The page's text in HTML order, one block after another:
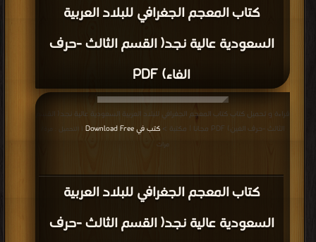
كتاب المعجم الجغرافي للبلاد العربية
السعودية عالية نجد( القسم الثالث -حرف
الفاء) PDF
كتاب المعجم الجغرافي للبلاد العربية
السعودية عالية نجد( القسم الثالث -حرف
قراءة و تحميل كتاب كتاب المعجم الجغرافي للبلاد العربية السعودية عالية نجد( القسم
الثالث -حرف الغين) PDF مجانا | مكتبة >
كتب في Download Free
| التحميل : مرة/
مرات